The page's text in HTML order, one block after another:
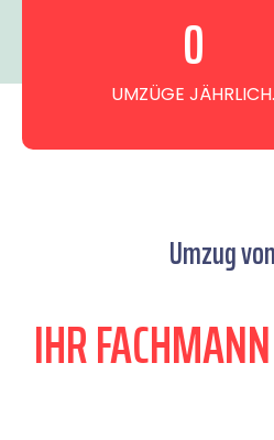
UMZÜGE JÄHRLICH.
0
Umzug
IHR